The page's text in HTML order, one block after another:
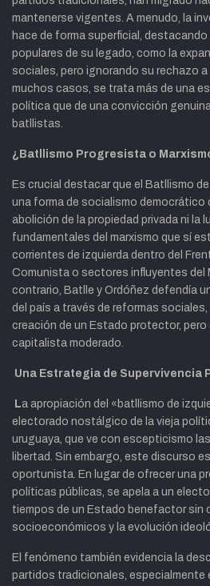
mantenerse vigentes. A menudo, la
hace de forma superficial,
populares de su legado, como la
sociales, pero ignorando su rechazo
muchos casos, se trata más de una
política que de una convicción
batllistas.
¿Batllismo Progresista o
Es crucial destacar que el Batllismo
una forma de socialismo democrático
abolición de la propiedad privada ni la
fundamentales del marxismo que sí
corrientes de izquierda dentro del
Comunista o sectores influyentes del
contrario, Batlle y Ordóñez defendía
del país a través de reformas
creación de un Estado protector, pero
capitalista moderado.
Una Estrategia de Supervivencia
La apropiación del «batllismo de
electorado nostálgico de la vieja
uruguaya, que ve con escepticismo
libertad. Sin embargo, este discurso
oportunista. En lugar de ofrecer una
políticas públicas, se apela a un
tiempos de un Estado benefactor sin
socioeconómicos y la evolución
El fenómeno también evidencia la
partidos tradicionales, especialmente